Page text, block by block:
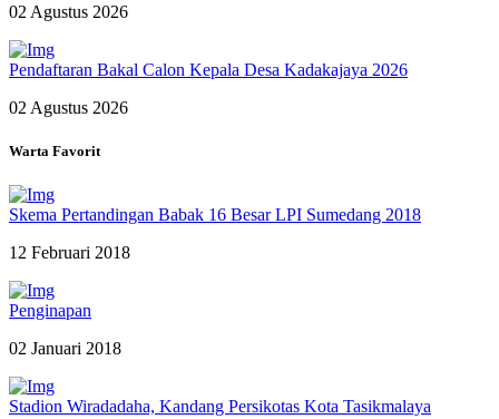
02 Agustus 2026
Pendaftaran Bakal Calon Kepala Desa Kadakajaya 2026
02 Agustus 2026
Warta Favorit
Skema Pertandingan Babak 16 Besar LPI Sumedang 2018
12 Februari 2018
Penginapan
02 Januari 2018
Stadion Wiradadaha, Kandang Persikotas Kota Tasikmalaya